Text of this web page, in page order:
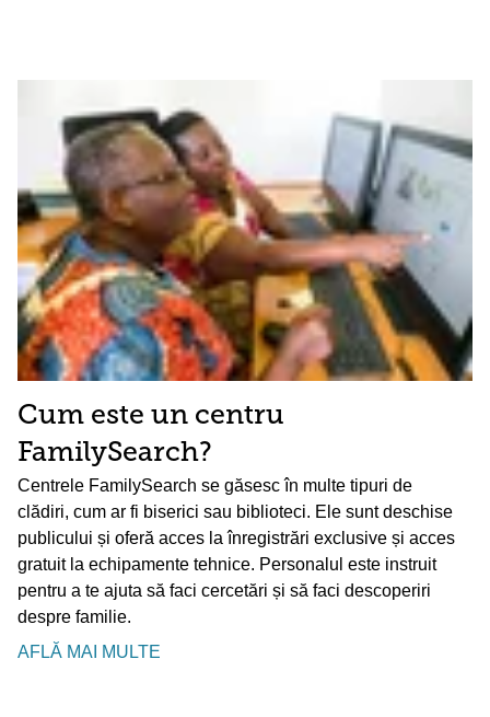
Cum este un centru
FamilySearch?
Centrele FamilySearch se găsesc în multe tipuri de
clădiri, cum ar fi biserici sau biblioteci. Ele sunt deschise
publicului și oferă acces la înregistrări exclusive și acces
gratuit la echipamente tehnice. Personalul este instruit
pentru a te ajuta să faci cercetări și să faci descoperiri
despre familie.
AFLĂ MAI MULTE